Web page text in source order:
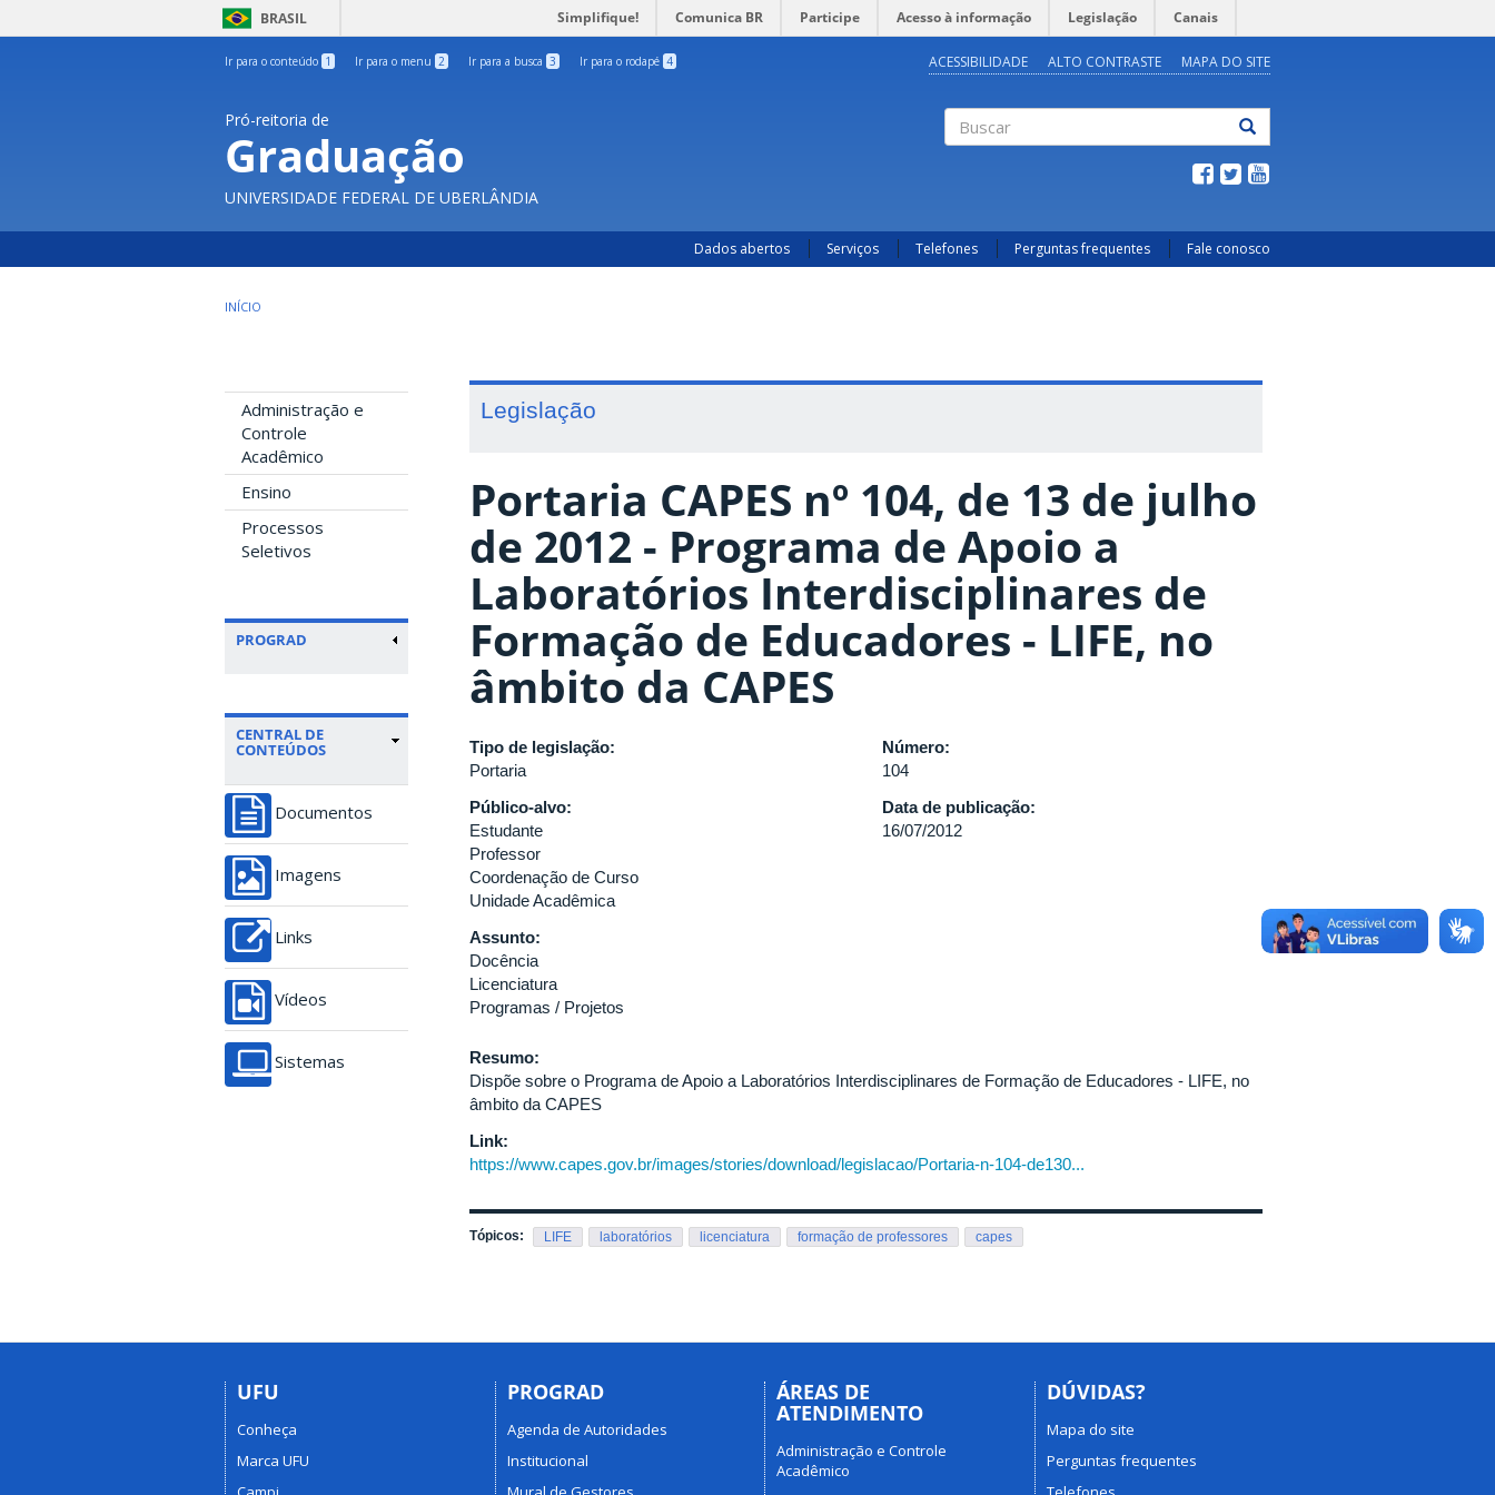
BRASIL Simplifique! Comunica BR Participe Acesso à informação Legislação Canais
Ir para o conteúdo 1 Ir para o menu 2 Ir para a busca 3 Ir para o rodapé 4 ACESSIBILIDADE ALTO CONTRASTE MAPA DO SITE
Pró-reitoria de
Graduação
UNIVERSIDADE FEDERAL DE UBERLÂNDIA
Dados abertos Serviços Telefones Perguntas frequentes Fale conosco
INÍCIO
Administração e
Controle
Acadêmico
Ensino
Processos
Seletivos
PROGRAD
CENTRAL DE
CONTEÚDOS
Documentos
Imagens
Links
Vídeos
Sistemas
Legislação
Portaria CAPES nº 104, de 13 de julho
de 2012 - Programa de Apoio a
Laboratórios Interdisciplinares de
Formação de Educadores - LIFE, no
âmbito da CAPES
Tipo de legislação:
Portaria
Público-alvo:
Estudante
Professor
Coordenação de Curso
Unidade Acadêmica
Assunto:
Docência
Licenciatura
Programas / Projetos
Número:
104
Data de publicação:
16/07/2012
Resumo:
Dispõe sobre o Programa de Apoio a Laboratórios Interdisciplinares de Formação de Educadores - LIFE, no
âmbito da CAPES
Link:
https://www.capes.gov.br/images/stories/download/legislacao/Portaria-n-104-de130...
Tópicos: LIFE laboratórios licenciatura formação de professores capes
UFU
Conheça
Marca UFU
PROGRAD
Agenda de Autoridades
Institucional
ÁREAS DE
ATENDIMENTO
Administração e Controle
Acadêmico
DÚVIDAS?
Mapa do site
Perguntas frequentes